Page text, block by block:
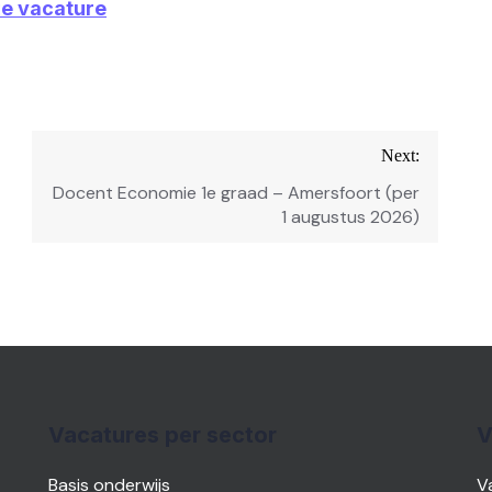
vacature
Next:
Docent Economie 1e graad – Amersfoort (per
1 augustus 2026)
Basis onderwijs